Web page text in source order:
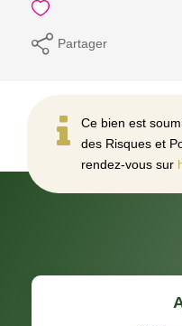
Partager
Ce bien est
des Risques et
rendez-vous sur